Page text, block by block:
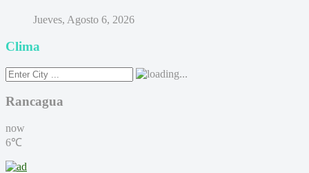
Jueves, Agosto 6, 2026
Clima
Rancagua
now
6℃